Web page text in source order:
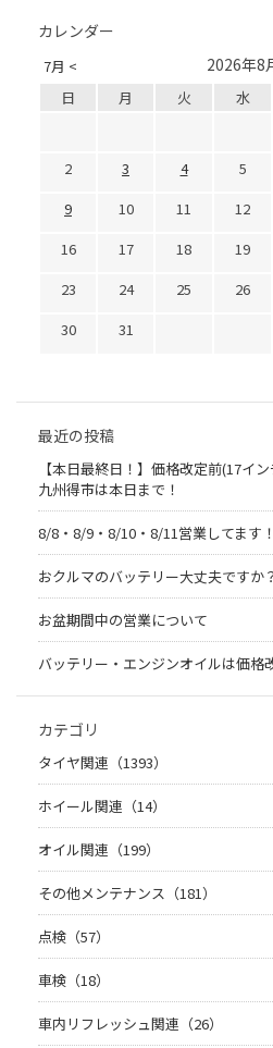
カレンダー
7月 < 2026年8
日 月 火 水
2
3 4 5
9
10 11 12
16
17 18 19
23
24 25 26
30
31
最近の投稿
【本日最終日！】価格改定前(17イ
九州得市は本日まで！
8/8・8/9・8/10・8/11営業してます
おクルマのバッテリー大丈夫ですか
お盆期間中の営業について
バッテリー・エンジンオイルは価格
カテゴリ
タイヤ関連（1393）
ホイール関連（14）
オイル関連（199）
その他メンテナンス（181）
点検（57）
車検（18）
車内リフレッシュ関連（26）